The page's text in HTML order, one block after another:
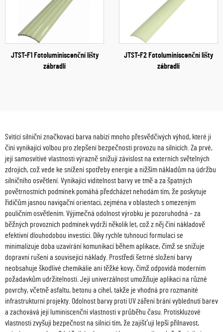
JTST-F1 Fotoluminiscenční lišty
zábradlí
JTST-F2 Fotoluminiscenční lišty
zábradlí
Svítící silniční značkovací barva nabízí mnoho přesvědčivých výhod, které ji
činí vynikající volbou pro zlepšení bezpečnosti provozu na silnicích. Za prvé,
její samosvítivé vlastnosti výrazně snižují závislost na externích světelných
zdrojích, což vede ke snížení spotřeby energie a nižším nákladům na údržbu
silničního osvětlení. Vynikající viditelnost barvy ve tmě a za špatných
povětrnostních podmínek pomáhá předcházet nehodám tím, že poskytuje
řidičům jasnou navigační orientaci, zejména v oblastech s omezeným
pouličním osvětlením. Výjimečná odolnost výrobku je pozoruhodná – za
běžných provozních podmínek vydrží několik let, což z něj činí nákladově
efektivní dlouhodobou investici. Díky rychle tuhnoucí formulaci se
minimalizuje doba uzavírání komunikací během aplikace, čímž se snižuje
dopravní rušení a související náklady. Prostředí šetrné složení barvy
neobsahuje škodlivé chemikálie ani těžké kovy, čímž odpovídá moderním
požadavkům udržitelnosti. Její univerzálnost umožňuje aplikaci na různé
povrchy, včetně asfaltu, betonu a cihel, takže je vhodná pro rozmanité
infrastrukturní projekty. Odolnost barvy proti UV záření brání vyblednutí barev
a zachovává její luminiscenční vlastnosti v průběhu času. Protiskluzové
vlastnosti zvyšují bezpečnost na silnici tím, že zajišťují lepší přilnavost,